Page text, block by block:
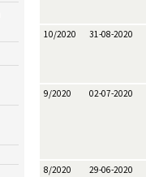
10/2020 31-08-2020
9/2020 02-07-2020
8/2020 29-06-2020